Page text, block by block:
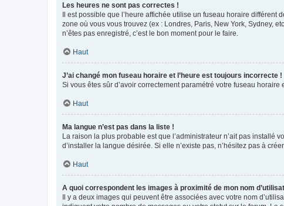
Les heures ne sont pas correctes !
Il est possible que l’heure affichée utilise un fuseau horaire différent
zone où vous vous trouvez (ex : Londres, Paris, New York, Sydney,
n’êtes pas enregistré, c’est le bon moment pour le faire.
Haut
J’ai changé mon fuseau horaire et l’heure est toujours incorrecte !
Si vous êtes sûr d’avoir correctement paramétré votre fuseau
Haut
Ma langue n’est pas dans la liste !
La raison la plus probable est que l’administrateur n’ait pas installé
d’installer la langue désirée. Si elle n’existe pas, n’hésitez pas à
Haut
A quoi correspondent les images à proximité de mon nom
Il y a deux images qui peuvent être associées avec votre nom